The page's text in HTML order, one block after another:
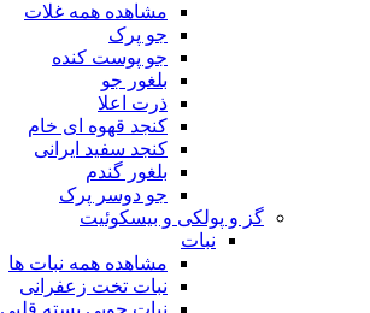
مشاهده همه غلات
جو پرک
جو پوست کنده
بلغور جو
ذرت اعلا
کنجد قهوه ای خام
کنجد سفید ایرانی
بلغور گندم
جو دوسر پرک
گز و پولکی و بیسکوئیت
نبات
مشاهده همه نبات ها
نبات تخت زعفرانی
نبات چوبی بسته قلبی 600گرمی